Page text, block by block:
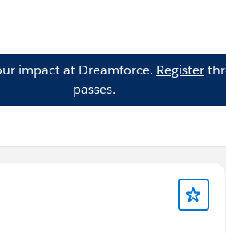
impact at Dreamforce. Register
passes.